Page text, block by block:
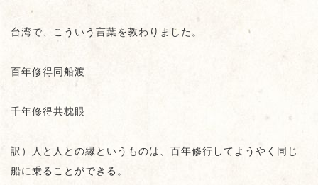
台湾で、こういう言葉を教わりました。
百年修得同船渡
千年修得共枕眼
訳）人と人との縁というものは、百年修行してようやく同じ
船に乗ることができる。